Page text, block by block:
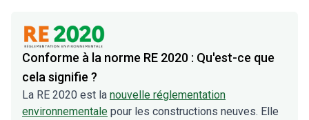
Conforme à la norme RE 2020 : Qu'est-ce que
cela signifie ?
La RE 2020 est la nouvelle réglementation
environnementale pour les constructions neuves. Elle